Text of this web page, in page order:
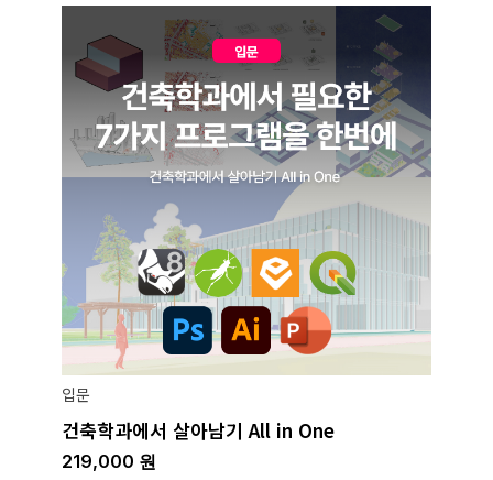
입문
건축학과에서 살아남기 All in One
219,000 원